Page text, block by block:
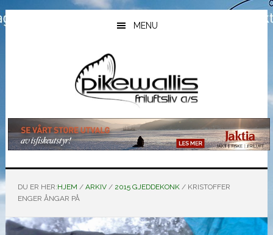
Hopp
til
Hopp
til
Hopp
til
MENU
DU ER HER:HJEM / ARKIV / 2015 GJEDDEKONK /KRISTOFFER
ENGER ÅNGAR PÅ